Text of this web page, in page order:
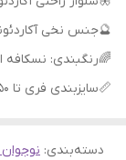
🔮جنس نخی
🌈رنگبندی: نسکافه
📏سایزبندی فری تا 50 قواره دار
دسته‌بندی: نوجوان